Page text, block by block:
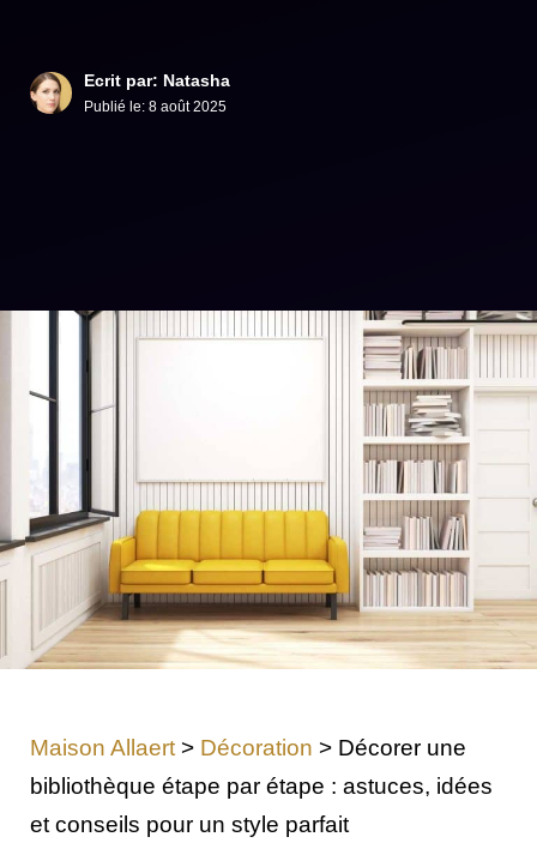
Ecrit par: Natasha
Publié le: 8 août 2025
Maison Allaert > Décoration > Décorer une
bibliothèque étape par étape : astuces, idées
et conseils pour un style parfait